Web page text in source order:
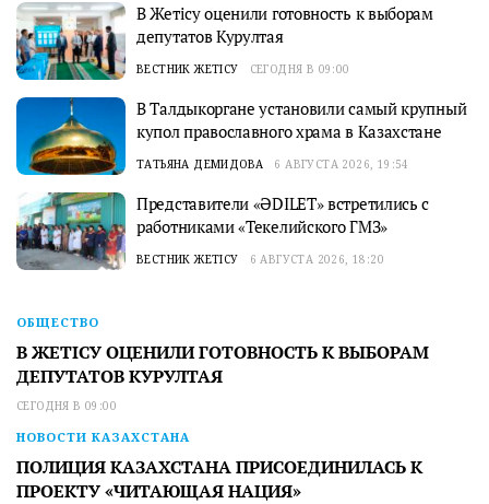
В Жетісу оценили готовность к выборам
депутатов Курултая
ВЕСТНИК ЖЕТІСУ СЕГОДНЯ В 09:00
В Талдыкоргане установили самый крупный
купол православного храма в Казахстане
ТАТЬЯНА ДЕМИДОВА 6 АВГУСТА 2026, 19:54
Представители «ӘDILET» встретились с
работниками «Текелийского ГМЗ»
ВЕСТНИК ЖЕТІСУ 6 АВГУСТА 2026, 18:20
ОБЩЕСТВО
В ЖЕТІСУ ОЦЕНИЛИ ГОТОВНОСТЬ К ВЫБОРАМ
ДЕПУТАТОВ КУРУЛТАЯ
СЕГОДНЯ В 09:00
НОВОСТИ КАЗАХСТАНА
ПОЛИЦИЯ КАЗАХСТАНА ПРИСОЕДИНИЛАСЬ К
ПРОЕКТУ «ЧИТАЮЩАЯ НАЦИЯ»